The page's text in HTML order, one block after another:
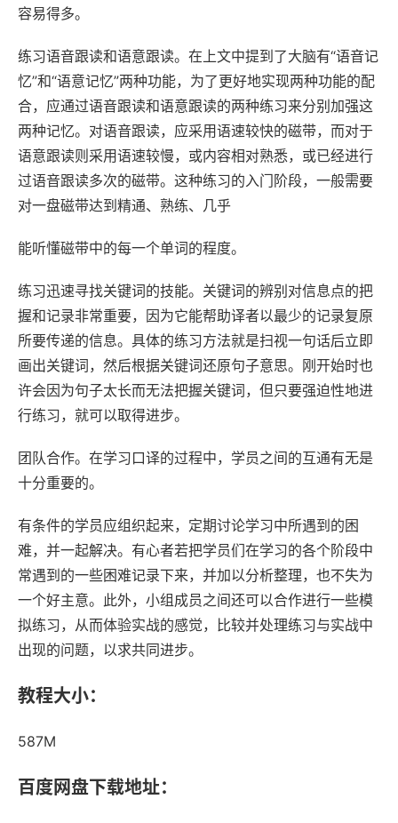
容易得多。
练习语音跟读和语意跟读。在上文中提到了大脑有“语音记
忆”和“语意记忆”两种功能，为了更好地实现两种功能的配
合，应通过语音跟读和语意跟读的两种练习来分别加强这
两种记忆。对语音跟读，应采用语速较快的磁带，而对于
语意跟读则采用语速较慢，或内容相对熟悉，或已经进行
过语音跟读多次的磁带。这种练习的入门阶段，一般需要
对一盘磁带达到精通、熟练、几乎
能听懂磁带中的每一个单词的程度。
练习迅速寻找关键词的技能。关键词的辨别对信息点的把
握和记录非常重要，因为它能帮助译者以最少的记录复原
所要传递的信息。具体的练习方法就是扫视一句话后立即
画出关键词，然后根据关键词还原句子意思。刚开始时也
许会因为句子太长而无法把握关键词，但只要强迫性地进
行练习，就可以取得进步。
团队合作。在学习口译的过程中，学员之间的互通有无是
十分重要的。
有条件的学员应组织起来，定期讨论学习中所遇到的困
难，并一起解决。有心者若把学员们在学习的各个阶段中
常遇到的一些困难记录下来，并加以分析整理，也不失为
一个好主意。此外，小组成员之间还可以合作进行一些模
拟练习，从而体验实战的感觉，比较并处理练习与实战中
出现的问题，以求共同进步。
教程大小：
587M
百度网盘下载地址：